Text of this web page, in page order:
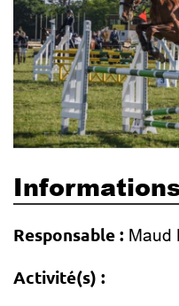
Responsable : Maud
Activité(s) :